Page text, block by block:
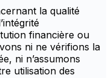
la qualité
financière ou
ni ne vérifions la
ni n’assumons
utilisation des